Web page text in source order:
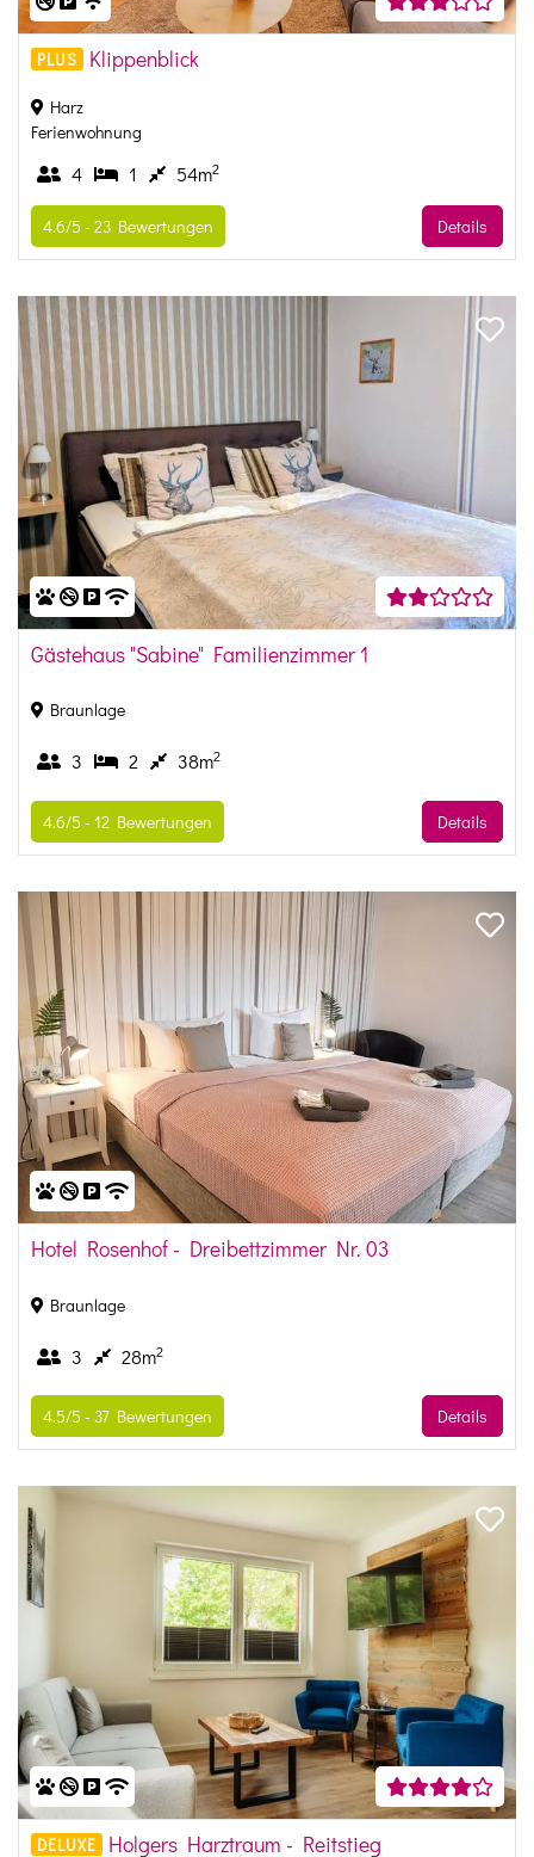
PLUS Klippenblick
Harz
Ferienwohnung
4 1 54m2
Details
4.6/5 - 23 Bewertungen
Gästehaus "Sabine" Familienzimmer 1
Braunlage
3 2 38m2
Details
4.6/5 - 12 Bewertungen
Hotel Rosenhof - Dreibettzimmer Nr. 03
Braunlage
3 28m2
Details
4.5/5 - 37 Bewertungen
DELUXE Holgers Harztraum - Reitstieg